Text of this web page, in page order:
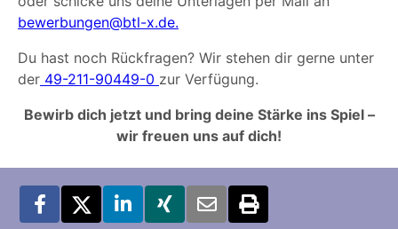
bewerbungen@btl-x.de.
Du hast noch Rückfragen? Wir stehen dir gerne unter
der 49-211-90449-0 zur Verfügung.
Bewirb dich jetzt und bring deine Stärke ins Spiel –
wir freuen uns auf dich!